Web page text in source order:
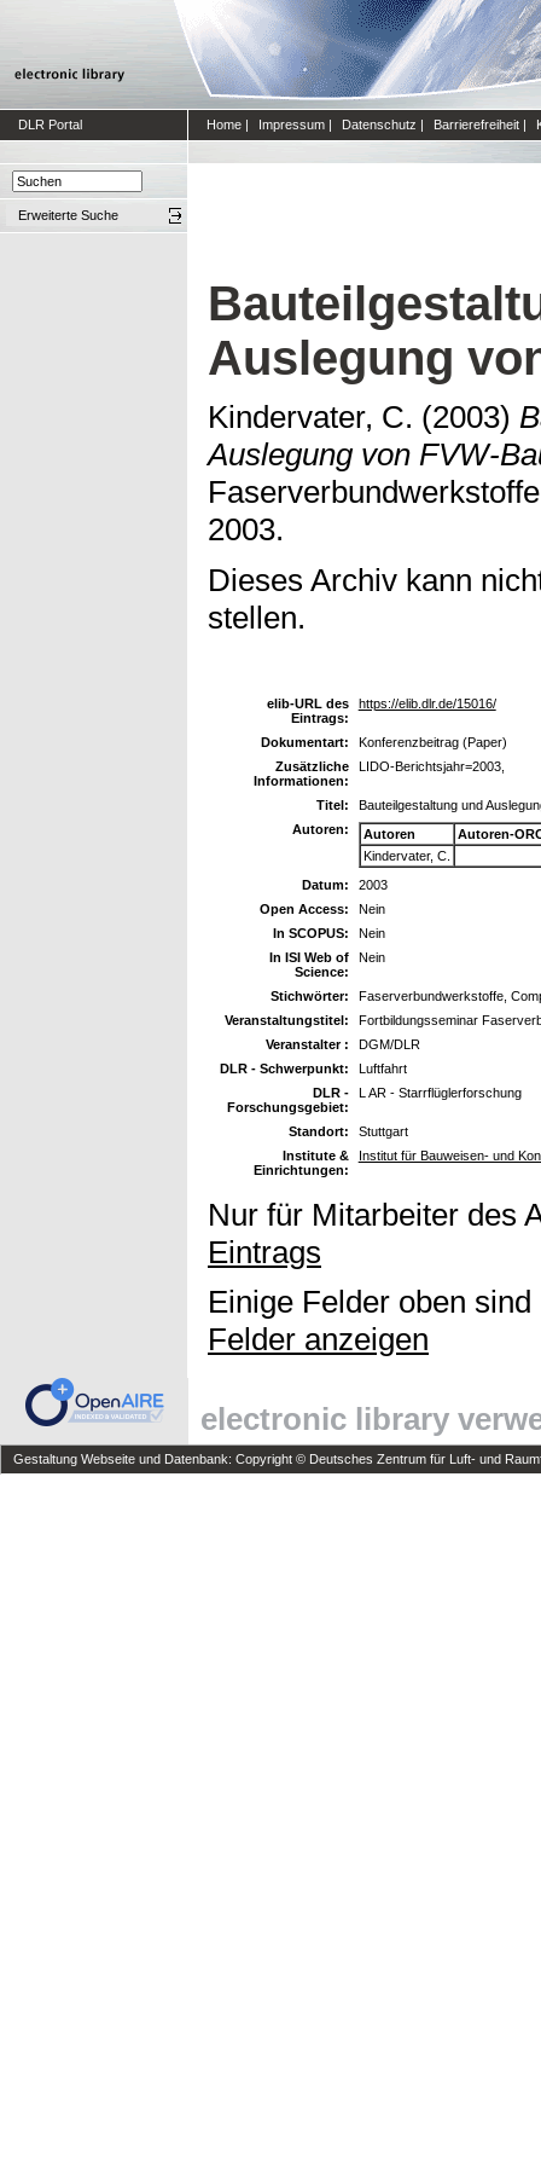
DLR Portal Home | Impressum | Datenschutz | Barrierefreiheit |
Erweiterte Suche
Auslegung
Kindervater, C. (2003)
Auslegung von FVW-
2003.
Dieses Archiv kann
stellen.
elib-URL des
Eintrags:
https://elib.dlr.de/15016/
Dokumentart:
Konferenzbeitrag (Paper)
Zusätzliche
Informationen:
LIDO-Berichtsjahr=2003,
Titel:
Bauteilgestaltung und
Autoren:
Autoren
Autoren-
Kindervater, C.
Datum:
2003
Open Access:
Nein
In SCOPUS:
Nein
In ISI Web of
Science:
Nein
Stichwörter:
Faserverbundwerkstoffe,
Veranstaltungstitel:
Fortbildungsseminar
Veranstalter :
DGM/DLR
DLR - Schwerpunkt:
Luftfahrt
DLR -
Forschungsgebiet:
L AR - Starrflüglerforschung
Standort:
Stuttgart
Institute &
Einrichtungen:
Institut für Bauweisen- und
Nur für Mitarbeiter des
Eintrags
Einige Felder oben
Felder anzeigen
electronic library
Gestaltung Webseite und Datenbank: Copyright © Deutsches Zentrum für Luft- und